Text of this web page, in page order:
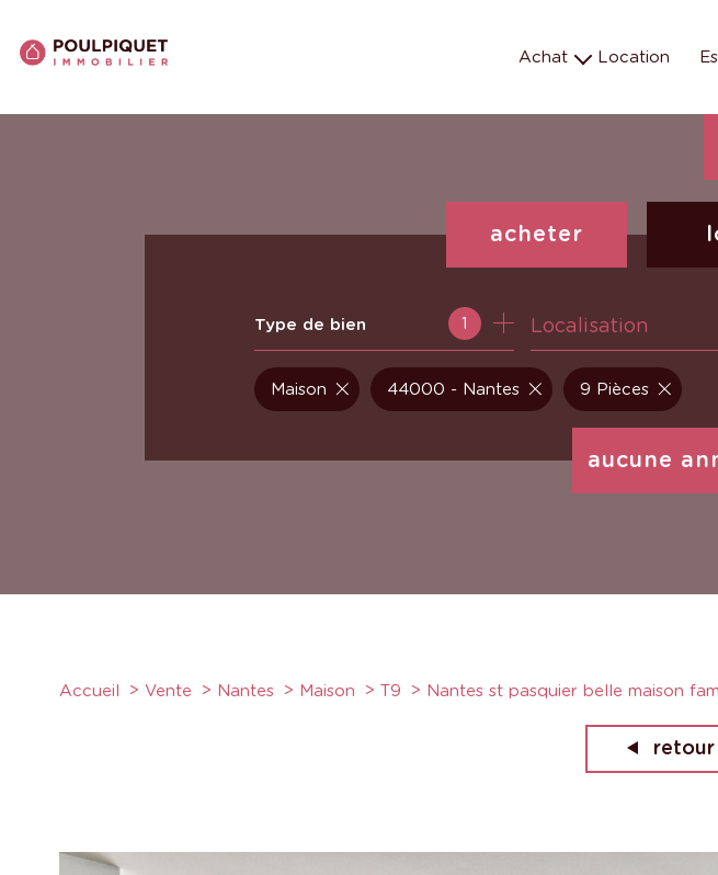
Achat
Programmes neufs
Location
acheter
de l'ancien à
Type de bien 1 Localisation
aucune
Maison 44000 - Nantes 9 Pièces
Accueil Vente Nantes Maison T9 Nantes st pasquier belle maison
retour